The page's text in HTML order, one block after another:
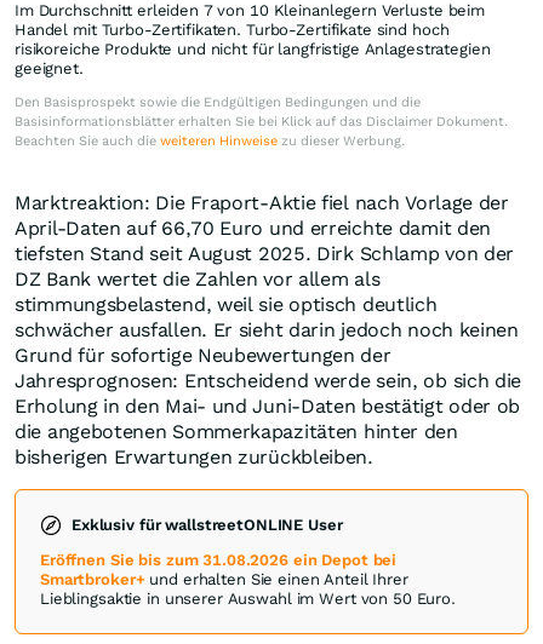
Im Durchschnitt erleiden 7 von 10 Kleinanlegern Verluste beim
Handel mit Turbo-Zertifikaten. Turbo-Zertifikate sind hoch
risikoreiche Produkte und nicht für langfristige Anlagestrategien
geeignet.
Den Basisprospekt sowie die Endgültigen Bedingungen und die
Basisinformationsblätter erhalten Sie bei Klick auf das Disclaimer Dokument.
Beachten Sie auch die weiteren Hinweise zu dieser Werbung.
Marktreaktion: Die Fraport-Aktie fiel nach Vorlage der
April-Daten auf 66,70 Euro und erreichte damit den
tiefsten Stand seit August 2025. Dirk Schlamp von der
DZ Bank wertet die Zahlen vor allem als
stimmungsbelastend, weil sie optisch deutlich
schwächer ausfallen. Er sieht darin jedoch noch keinen
Grund für sofortige Neubewertungen der
Jahresprognosen: Entscheidend werde sein, ob sich die
Erholung in den Mai- und Juni-Daten bestätigt oder ob
die angebotenen Sommerkapazitäten hinter den
bisherigen Erwartungen zurückbleiben.
Exklusiv für wallstreetONLINE User
Eröffnen Sie bis zum 31.08.2026 ein Depot bei
Smartbroker+und erhalten Sie einen Anteil Ihrer
Lieblingsaktie in unserer Auswahl im Wert von 50 Euro.